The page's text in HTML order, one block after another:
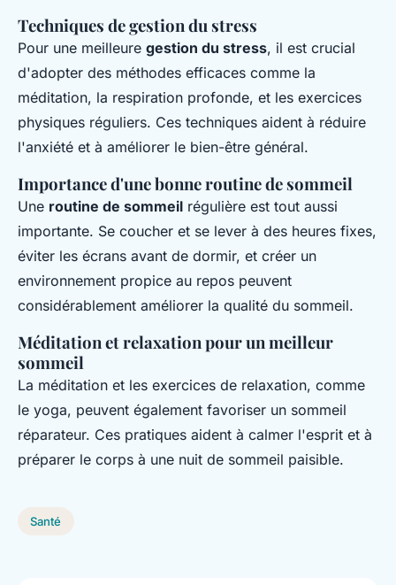
Techniques de gestion du stress
Pour une meilleure gestion du stress, il est crucial
d'adopter des méthodes efficaces comme la
méditation, la respiration profonde, et les exercices
physiques réguliers. Ces techniques aident à réduire
l'anxiété et à améliorer le bien-être général.
Importance d'une bonne routine de sommeil
Une routine de sommeil régulière est tout aussi
importante. Se coucher et se lever à des heures fixes,
éviter les écrans avant de dormir, et créer un
environnement propice au repos peuvent
considérablement améliorer la qualité du sommeil.
Méditation et relaxation pour un meilleur
sommeil
La méditation et les exercices de relaxation, comme
le yoga, peuvent également favoriser un sommeil
réparateur. Ces pratiques aident à calmer l'esprit et à
préparer le corps à une nuit de sommeil paisible.
Santé